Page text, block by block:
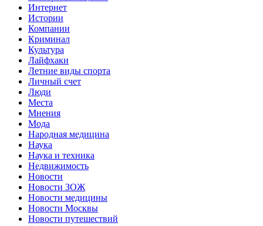
Интернет
Истории
Компании
Криминал
Культура
Лайфхаки
Летние виды спорта
Личный счет
Люди
Места
Мнения
Мода
Народная медицина
Наука
Наука и техника
Недвижимость
Новости
Новости ЗОЖ
Новости медицины
Новости Москвы
Новости путешествий